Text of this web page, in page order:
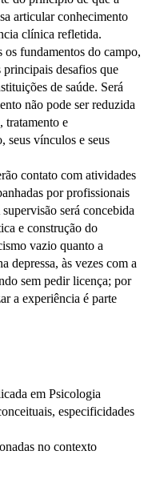
articular conhecimento
clínica refletida.
os fundamentos do campo,
principais desafios que
de saúde. Será
não pode ser reduzida
tratamento e
seus vínculos e seus
contato com atividades
por profissionais
será concebida
e construção do
vazio quanto a
depressa, às vezes com a
sem pedir licença; por
a experiência é parte
em Psicologia
especificidades
no contexto